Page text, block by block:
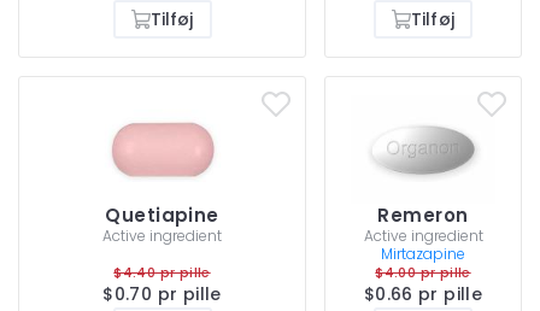
Tilføj
Tilføj
Quetiapine
Active ingredient
$4.40 pr pille
$0.70 pr pille
Remeron
Active ingredient
Mirtazapine
$4.00 pr pille
$0.66 pr pille